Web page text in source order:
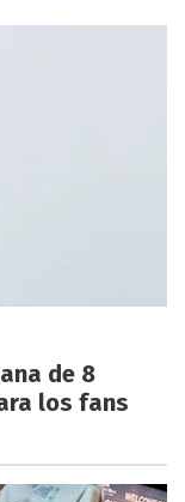
de 8
los fans